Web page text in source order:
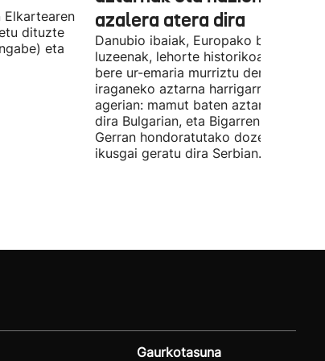
Elkartearen
dituzte
eta
azalera atera dira
Danubio ibaiak, Europako bigarren
luzeenak, lehorte historikoa bizi du,
bere ur-emaria murriztu denez,
iraganeko aztarna harrigarriak utzi
agerian: mamut baten aztarnak
dira Bulgarian, eta Bigarren Mundu
Gerran hondoratutako dozenaka
ikusgai geratu dira Serbian.
Gaurkotasuna